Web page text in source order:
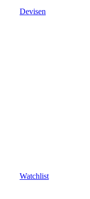
Devisen
Watchlist